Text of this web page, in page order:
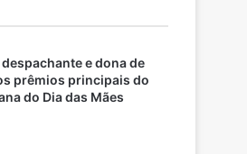
e dona de
prêmios principais do
do Dia das Mães